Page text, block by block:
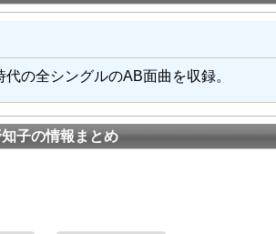
の全シングルのAB面曲を収録。
子の情報まとめ